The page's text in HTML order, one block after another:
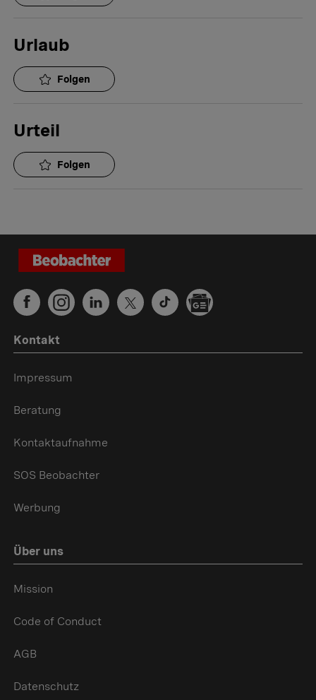
Urlaub
Folgen
Urteil
Folgen
Kontakt
Impressum
Beratung
Kontaktaufnahme
SOS Beobachter
Werbung
Über uns
Mission
Code of Conduct
AGB
Datenschutz